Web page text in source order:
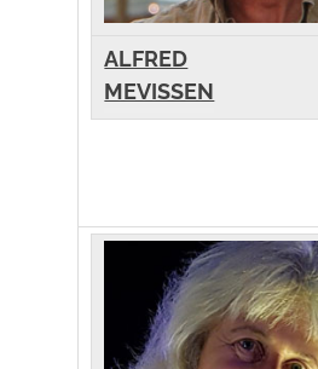
ALFRED
MEVISSEN